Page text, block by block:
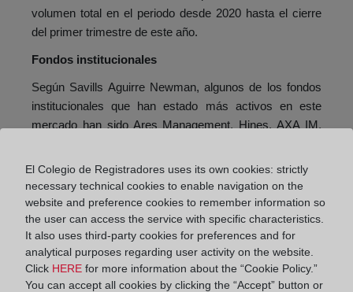
volumen total en el periodo desde 2020 hasta el cierre
del primer trimestre de este año.
Fondos institucionales
Según Savills Aguirre Newman, algunos de los fondos
institucionales que han estado más activos en este
mercado han sido Ares Management, Hines, AXA IM,
Todos ellos focalizan su exposición a los edificios de
alquiler en las dos grandes ciudades mencionadas,
aunque están abiertos a analizar aquellos mercados en
los que la previsión del incremento de hogares es mayor
entre las distintas ciudades españolas.
La búsqueda de mayores rendimientos y nuevas
oportunidades está impulsando al inversor más allá de
El Colegio de Registradores uses its own cookies: strictly
necessary technical cookies to enable navigation on the
website and preference cookies to remember information so
the user can access the service with specific characteristics.
It also uses third-party cookies for preferences and for
analytical purposes regarding user activity on the website.
Click HERE for more information about the “Cookie Policy.”
You can accept all cookies by clicking the “Accept” button or